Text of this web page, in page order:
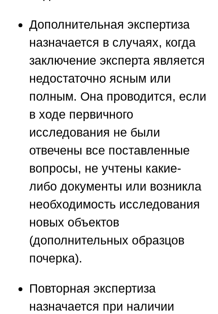
Дополнительная экспертиза
назначается в случаях, когда
заключение эксперта является
недостаточно ясным или
полным. Она проводится, если
в ходе первичного
исследования не были
отвечены все поставленные
вопросы, не учтены какие-
либо документы или возникла
необходимость исследования
новых объектов
(дополнительных образцов
почерка).
Повторная экспертиза
назначается при наличии